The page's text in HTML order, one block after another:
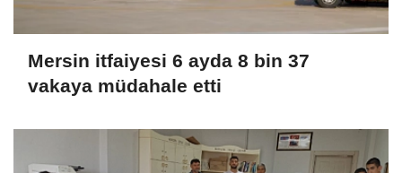
Mersin itfaiyesi 6 ayda 8 bin 37
vakaya müdahale etti